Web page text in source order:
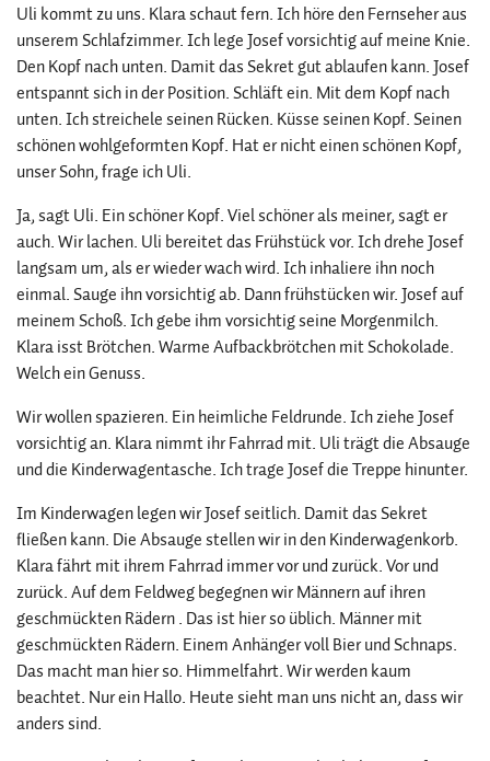
Uli kommt zu uns. Klara schaut fern. Ich höre den Fernseher aus
unserem Schlafzimmer. Ich lege Josef vorsichtig auf meine Knie.
Den Kopf nach unten. Damit das Sekret gut ablaufen kann. Josef
entspannt sich in der Position. Schläft ein. Mit dem Kopf nach
unten. Ich streichele seinen Rücken. Küsse seinen Kopf. Seinen
schönen wohlgeformten Kopf. Hat er nicht einen schönen Kopf,
unser Sohn, frage ich Uli.
Ja, sagt Uli. Ein schöner Kopf. Viel schöner als meiner, sagt er
auch. Wir lachen. Uli bereitet das Frühstück vor. Ich drehe Josef
langsam um, als er wieder wach wird. Ich inhaliere ihn noch
einmal. Sauge ihn vorsichtig ab. Dann frühstücken wir. Josef auf
meinem Schoß. Ich gebe ihm vorsichtig seine Morgenmilch.
Klara isst Brötchen. Warme Aufbackbrötchen mit Schokolade.
Welch ein Genuss.
Wir wollen spazieren. Ein heimliche Feldrunde. Ich ziehe Josef
vorsichtig an. Klara nimmt ihr Fahrrad mit. Uli trägt die Absauge
und die Kinderwagentasche. Ich trage Josef die Treppe hinunter.
Im Kinderwagen legen wir Josef seitlich. Damit das Sekret
fließen kann. Die Absauge stellen wir in den Kinderwagenkorb.
Klara fährt mit ihrem Fahrrad immer vor und zurück. Vor und
zurück. Auf dem Feldweg begegnen wir Männern auf ihren
geschmückten Rädern . Das ist hier so üblich. Männer mit
geschmückten Rädern. Einem Anhänger voll Bier und Schnaps.
Das macht man hier so. Himmelfahrt. Wir werden kaum
beachtet. Nur ein Hallo. Heute sieht man uns nicht an, dass wir
anders sind.